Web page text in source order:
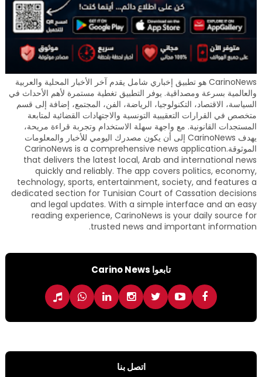
CarinoNews هو تطبيق إخباري شامل يقدم آخر الأخبار المحلية والعربية
والعالمية بسرعة ومصداقية. يوفر التطبيق تغطية مستمرة لأهم الأحداث في
السياسة، الاقتصاد، التكنولوجيا، الرياضة، الفن، المجتمع، إضافة إلى قسم
متخصص في القرارات التعقيبية التونسية والاجتهادات القضائية لمتابعة
المستجدات القانونية. مع واجهة سهلة الاستخدام وتجربة قراءة مريحة،
يهدف CarinoNews إلى أن يكون مصدرك اليومي للأخبار والمعلومات
الموثوقة.CarinoNews is a comprehensive news application
that delivers the latest local, Arab and international news
quickly and reliably. The app covers politics, economy,
technology, sports, entertainment, society, and features a
dedicated section for Tunisian Court of Cassation decisions
and legal updates. With a simple interface and an easy
reading experience, CarinoNews is your daily source for
trusted news and important information.
تابعوا Carino News
اتصل بنا